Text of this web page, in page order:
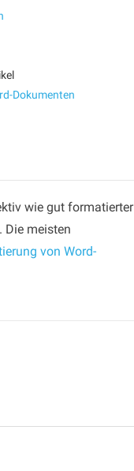
Dokumenten
wie gut formatierter
Die meisten
von Word-